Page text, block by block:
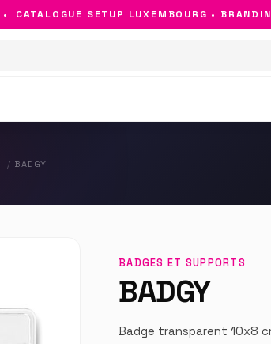
CATALOGUE SETUP LUXEMBOURG •
BADGY
BADGES ET SUPPORTS
BADGY
Badge transparent 10x8